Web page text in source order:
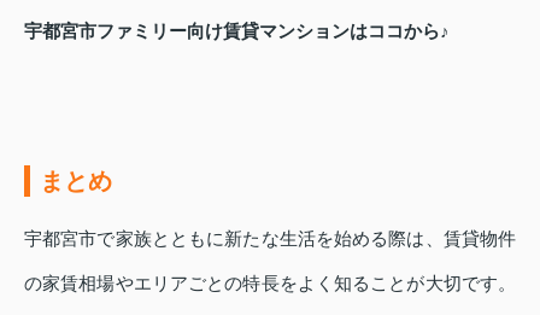
宇都宮市ファミリー向け賃貸マンションはココから♪
まとめ
宇都宮市で家族とともに新たな生活を始める際は、賃貸物件
の家賃相場やエリアごとの特長をよく知ることが大切です。